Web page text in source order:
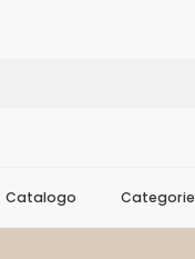
Catalogo Categorie